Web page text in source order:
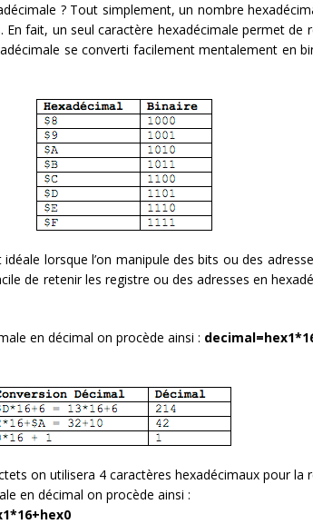
? Tout simplement, un nombre
fait, un seul caractère hexadécimale permet de
se converti facilement mentalement en
lorsque l’on manipule des bits ou des
de retenir les registre ou des adresses en
en décimal on procède ainsi :
on utilisera 4 caractères hexadécimaux pour la
en décimal on procède ainsi :